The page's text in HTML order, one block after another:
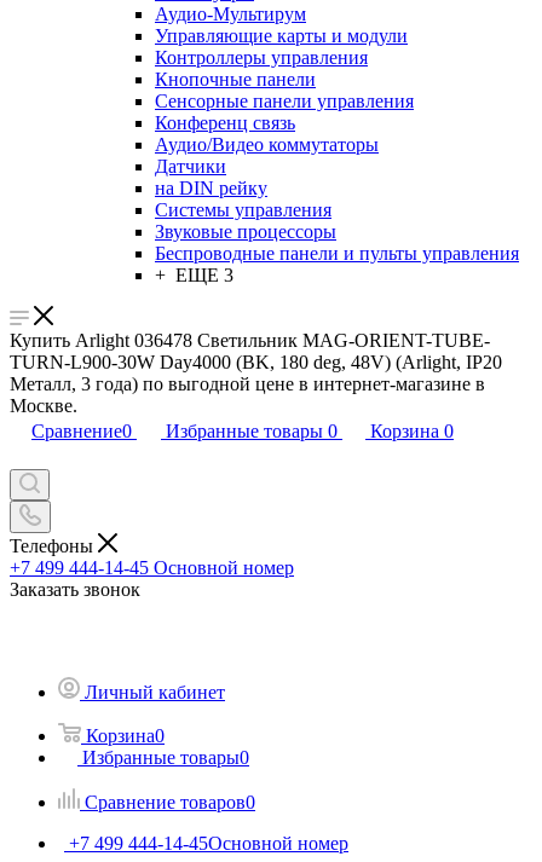
Аудио-Мультирум
Управляющие карты и модули
Контроллеры управления
Кнопочные панели
Сенсорные панели управления
Конференц связь
Аудио/Видео коммутаторы
Датчики
на DIN рейку
Системы управления
Звуковые процессоры
Беспроводные панели и пульты управления
+ ЕЩЕ 3
Купить Arlight 036478 Светильник MAG-ORIENT-TUBE-
TURN-L900-30W Day4000 (BK, 180 deg, 48V) (Arlight, IP20
Металл, 3 года) по выгодной цене в интернет-магазине в
Москве.
Сравнение0 Избранные товары 0 Корзина 0
Телефоны
+7 499 444-14-45 Основной номер
Заказать звонок
Личный кабинет
Корзина0
Избранные товары0
Сравнение товаров0
+7 499 444-14-45Основной номер